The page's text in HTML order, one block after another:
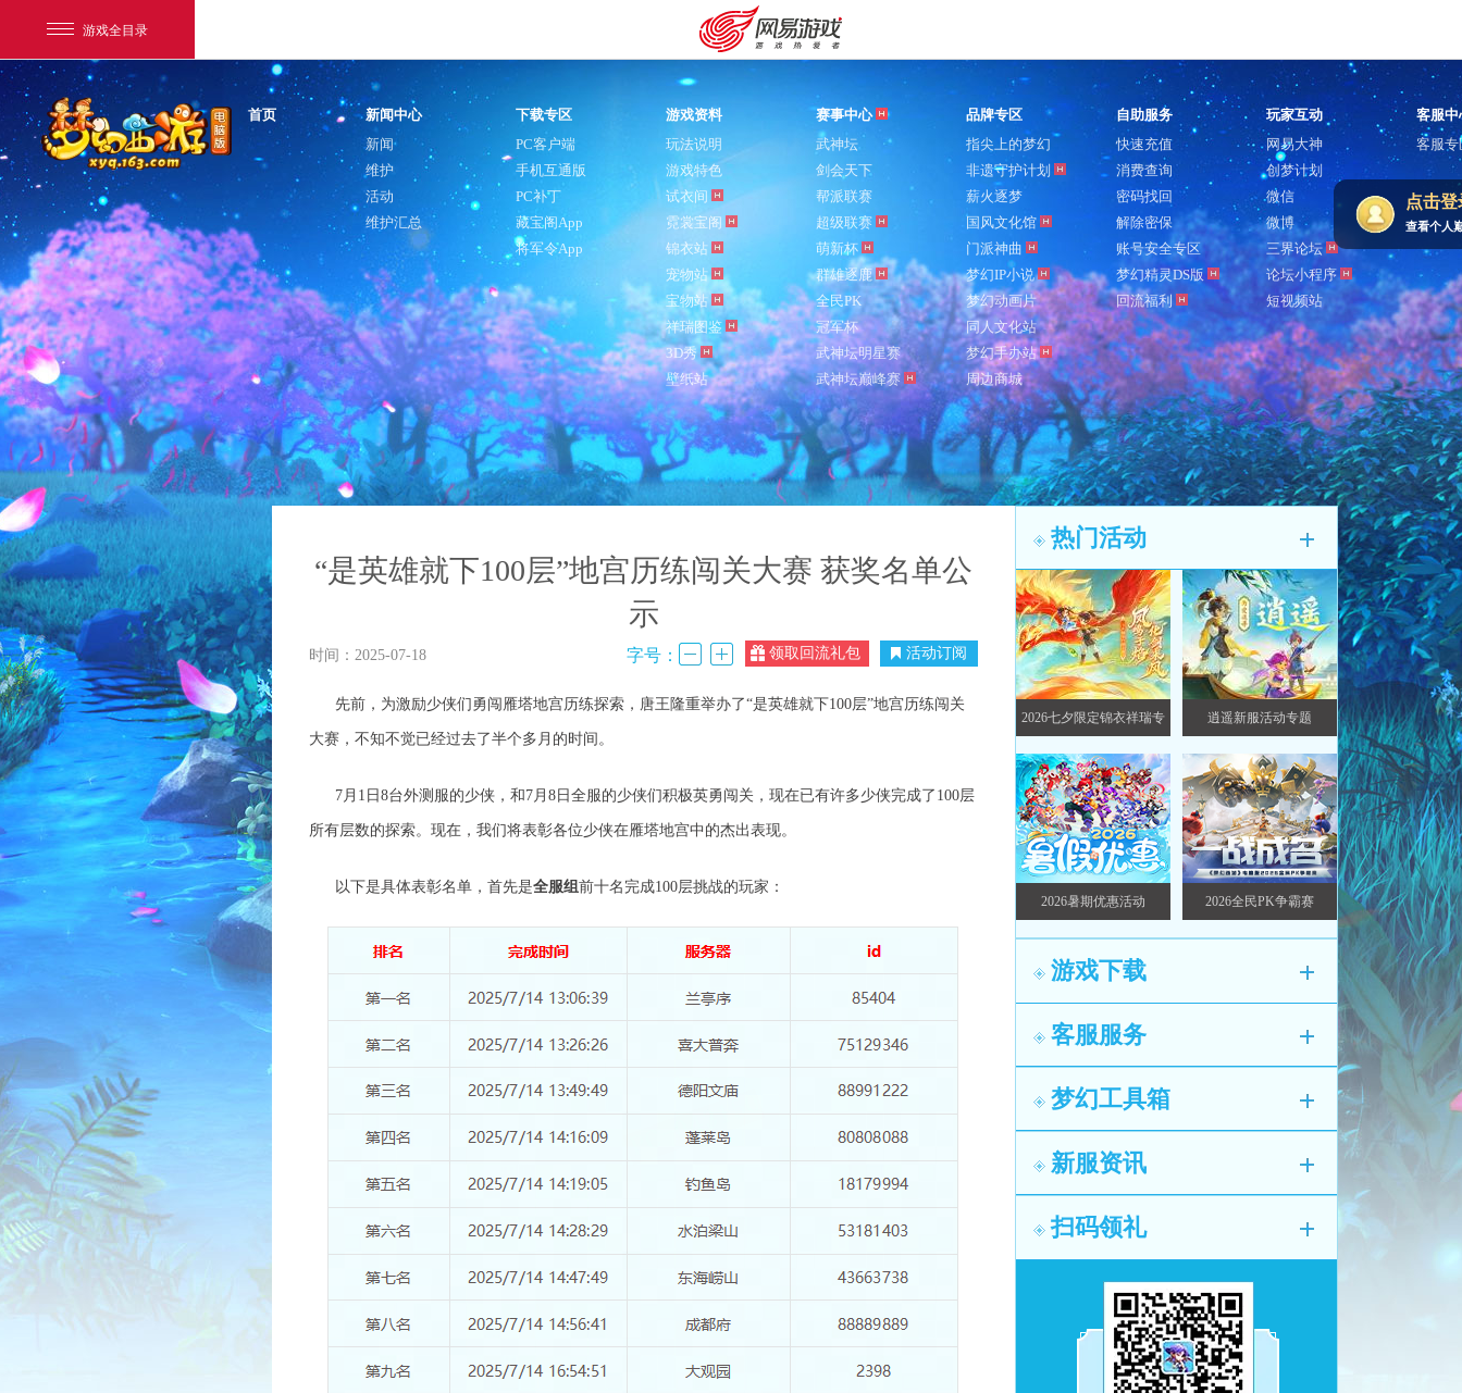
游戏全目录
网易游戏
游戏爱好者
我的足迹： 梦幻西游电脑版
购卡充值 客服中心
首页 新闻中心 下载专区 游戏资料 赛事中心 品牌专区 自助服务 玩家互动
客服中
新闻
维护
活动
维护汇总
PC客户端
手机互通版
PC补丁
藏宝阁App
将军令App
玩法说明
游戏特色
试衣间
霓裳宝阁
锦衣站
宠物站
宝物站
祥瑞图鉴
3D秀
壁纸站
武神坛
剑会天下
帮派联赛
超级联赛
萌新杯
群雄逐鹿
全民PK
冠军杯
武神坛明星赛
武神坛巅峰赛
指尖上的梦幻
非遗守护计划
薪火逐梦
国风文化馆
门派神曲
梦幻IP小说
梦幻动画片
同人文化站
梦幻手办站
周边商城
快速充值
消费查询
密码找回
解除密保
账号安全专区
梦幻精灵DS版
回流福利
网易大神
创梦计划
微信
微博
三界论坛
论坛小程序
短视频站
客服专
点击登
查看个人
“是英雄就下100层”地宫历练闯关大赛 获奖名单公
示
领取回流礼包 活动订阅
时间：2025-07-18 字号：
先前， 为激励少侠们 勇闯雁塔地宫历练探索，唐王隆重举办了“是英雄就下100层”地宫历练闯关
大赛 ，不知不觉已经过去了半个多月的时间。
7月1日8台外测服的少侠，和7月8日全服的少侠们积极英勇闯关，现在已有许多少侠完成了100层
所有层数的探索。现在，我们将表彰各位少侠在雁塔地宫中的杰出表现。
以下是具体表彰名单，首先是全服组前十名完成100层挑战的玩家：
热门活动
2026七夕限定锦衣祥瑞专
题
逍遥新服活动专题
2026暑期优惠活动 2026全民PK争霸赛
游戏下载
客服服务
梦幻工具箱
新服资讯
扫码领礼